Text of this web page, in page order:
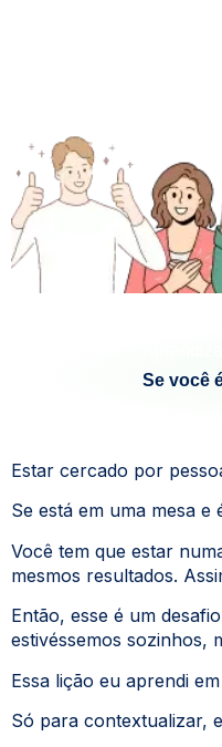
Se você
Estar cercado por
Se está em uma mesa
Você tem que estar
mesmos resultados.
Então, esse é um
estivéssemos sozinhos,
Essa lição eu aprendi
Só para contextualizar,